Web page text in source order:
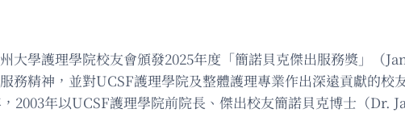
大學護理學院校友會頒發2025年度「簡諾貝克傑出服務獎」
務精神，並對UCSF護理學院及整體護理專業作出深遠貢獻的校
，2003年以UCSF護理學院前院長、傑出校友簡諾貝克博士（